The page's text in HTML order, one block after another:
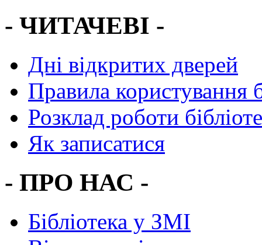
- ЧИТАЧЕВІ -
Дні відкритих дверей
Правила користування
Розклад роботи
Як записатися
- ПРО НАС -
Бібліотека у ЗМІ